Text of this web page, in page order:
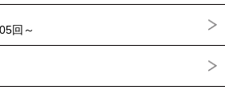
回～